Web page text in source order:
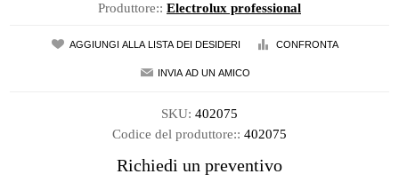
Produttore:: Electrolux professional
SKU: 402075
Codice del produttore:: 402075
Richiedi un preventivo